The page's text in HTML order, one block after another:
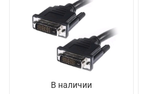
В наличии